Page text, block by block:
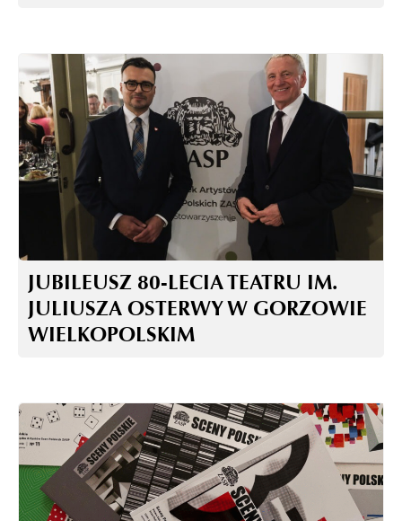
JUBILEUSZ 80-LECIA TEATRU IM.
JULIUSZA OSTERWY W GORZOWIE
WIELKOPOLSKIM